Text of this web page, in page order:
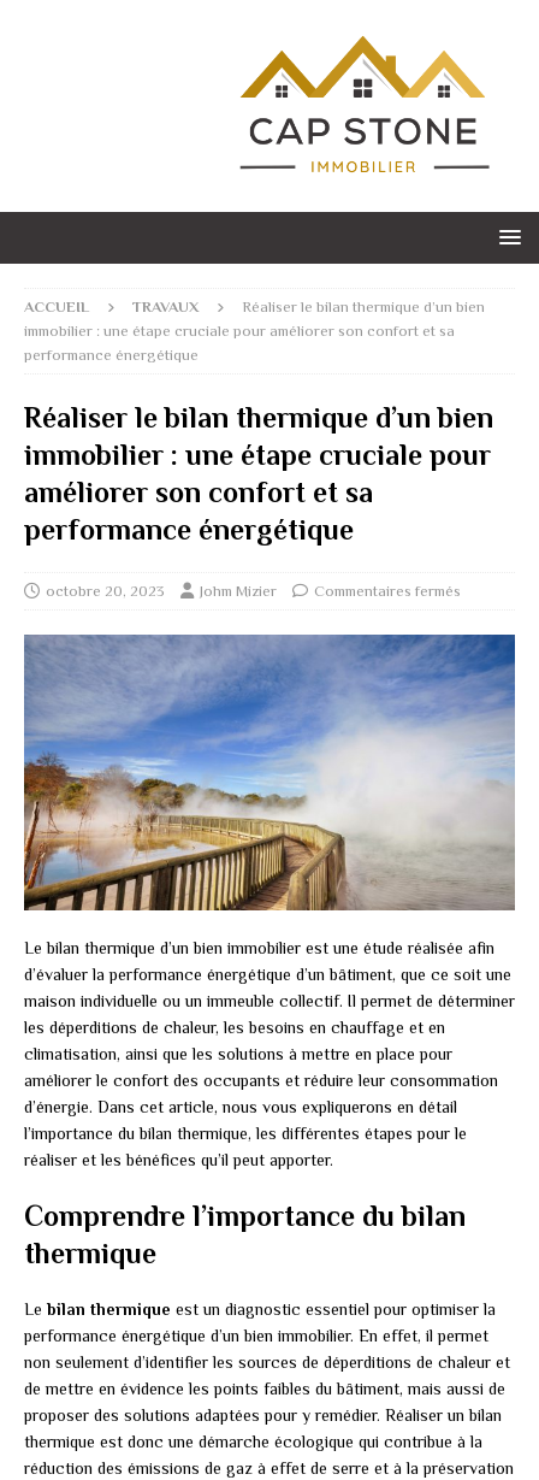
ACCUEIL TRAVAUX
Réaliser le bilan thermique d’un bien
immobilier : une étape cruciale pour améliorer son confort et sa
performance énergétique
Réaliser le bilan thermique d’un bien
immobilier : une étape cruciale pour
améliorer son confort et sa
performance énergétique
octobre 20, 2023 Johm Mizier Commentaires fermés
Le bilan thermique d’un bien immobilier est une étude réalisée afin
d’évaluer la performance énergétique d’un bâtiment, que ce soit une
maison individuelle ou un immeuble collectif. Il permet de déterminer
les déperditions de chaleur, les besoins en chauffage et en
climatisation, ainsi que les solutions à mettre en place pour
améliorer le confort des occupants et réduire leur consommation
d’énergie. Dans cet article, nous vous expliquerons en détail
l’importance du bilan thermique, les différentes étapes pour le
réaliser et les bénéfices qu’il peut apporter.
Comprendre l’importance du bilan
thermique
Lebilan thermique est un diagnostic essentiel pour optimiser la
performance énergétique d’un bien immobilier. En effet, il permet
non seulement d’identifier les sources de déperditions de chaleur et
de mettre en évidence les points faibles du bâtiment, mais aussi de
proposer des solutions adaptées pour y remédier. Réaliser un bilan
thermique est donc une démarche écologique qui contribue à la
réduction des émissions de gaz à effet de serre et à la préservation